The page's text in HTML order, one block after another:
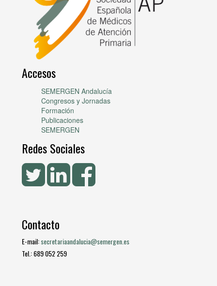
Accesos
SEMERGEN Andalucía
Congresos y Jornadas
Formación
Publicaciones
SEMERGEN
Redes Sociales
Contacto
E-mail:secretariaandalucia@semergen.es
Tel.: 689 052 259